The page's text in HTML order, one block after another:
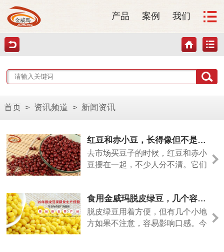
产品 案例 我们
首页 > 资讯频道 > 新闻资讯
红豆和赤小豆，长得像但不是一回事
去市场买豆子的时候，红豆和赤小
豆摆在一起，不少人分不清。它们
食用金威玛脱皮绿豆，几个容易忽略的小细节
脱皮绿豆用着方便，但有几个小地
方如果不注意，容易影响口感。今